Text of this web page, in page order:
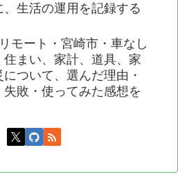
生活の運用を記録する
モート・宮崎市・車なし
まい、家計、道具、家
ついて、選んだ理由・
敗・使ってみた感想を